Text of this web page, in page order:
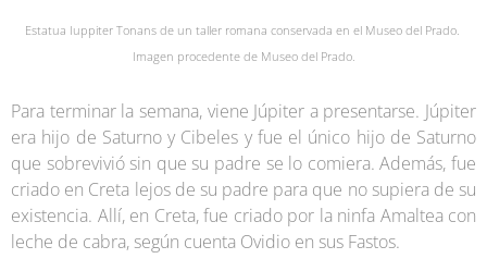
Estatua Iuppiter Tonans de un taller romana conservada en el Museo del Prado.
Imagen procedente de Museo del Prado.
Para terminar la semana, viene Júpiter a presentarse. Júpiter
era hijo de Saturno y Cibeles y fue el único hijo de Saturno
que sobrevivió sin que su padre se lo comiera. Además, fue
criado en Creta lejos de su padre para que no supiera de su
existencia. Allí, en Creta, fue criado por la ninfa Amaltea con
leche de cabra, según cuenta Ovidio en sus Fastos.